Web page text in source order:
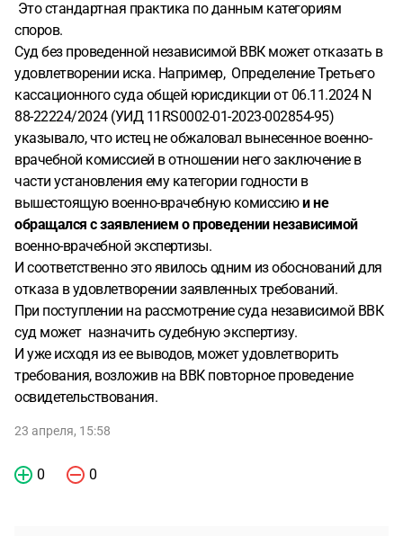
Это стандартная практика по данным категориям
споров.
Суд без проведенной независимой ВВК может отказать в
удовлетворении иска. Например, Определение Третьего
кассационного суда общей юрисдикции от 06.11.2024 N
88-22224/2024 (УИД 11RS0002-01-2023-002854-95)
указывало, что истец не обжаловал вынесенное военно-
врачебной комиссией в отношении него заключение в
части установления ему категории годности в
вышестоящую военно-врачебную комиссиюи не
обращался с заявлением о проведении независимой
военно-врачебной экспертизы.
И соответственно это явилось одним из обоснований для
отказа в удовлетворении заявленных требований.
При поступлении на рассмотрение суда независимой ВВК
суд может назначить судебную экспертизу.
И уже исходя из ее выводов, может удовлетворить
требования, возложив на ВВК повторное проведение
освидетельствования.
23 апреля, 15:58
0 0